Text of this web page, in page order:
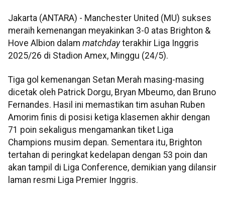
Jakarta (ANTARA) - Manchester United (MU) sukses
meraih kemenangan meyakinkan 3-0 atas Brighton &
Hove Albion dalam matchdayterakhir Liga Inggris
2025/26 di Stadion Amex, Minggu (24/5).
Tiga gol kemenangan Setan Merah masing-masing
dicetak oleh Patrick Dorgu, Bryan Mbeumo, dan Bruno
Fernandes. Hasil ini memastikan tim asuhan Ruben
Amorim finis di posisi ketiga klasemen akhir dengan
71 poin sekaligus mengamankan tiket Liga
Champions musim depan. Sementara itu, Brighton
tertahan di peringkat kedelapan dengan 53 poin dan
akan tampil di Liga Conference, demikian yang dilansir
laman resmi Liga Premier Inggris.